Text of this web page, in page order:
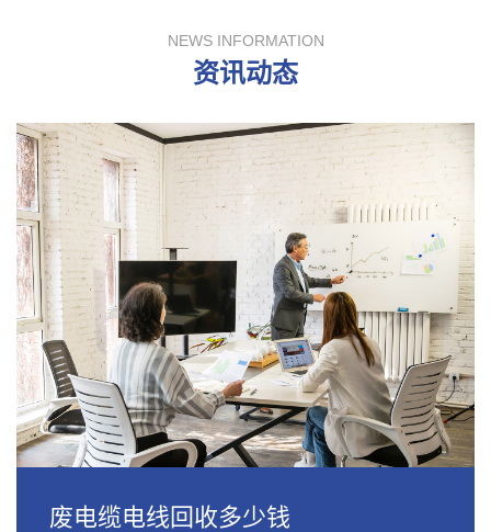
NEWS INFORMATION
资讯动态
废电缆电线回收多少钱